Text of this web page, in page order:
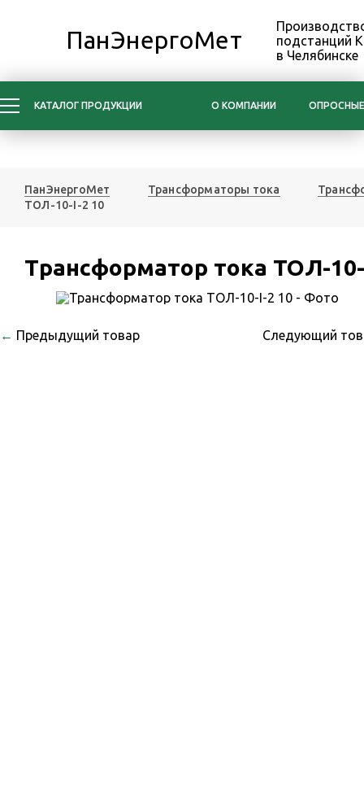
ПанЭнергоМет
подстанций
в Челябинске
КАТАЛОГ ПРОДУКЦИИ О КОМПАНИИ
ПанЭнергоМет Трансформаторы тока
ТОЛ-10-I-2 10
Трансформатор тока ТОЛ-
← Предыдущий товар Следующий